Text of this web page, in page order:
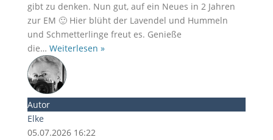
gibt zu denken. Nun gut, auf ein Neues in 2 Jahren
zur EM 🙂 Hier blüht der Lavendel und Hummeln
und Schmetterlinge freut es. Genieße
die… Weiterlesen »
Autor
Elke
05.07.2026 16:22